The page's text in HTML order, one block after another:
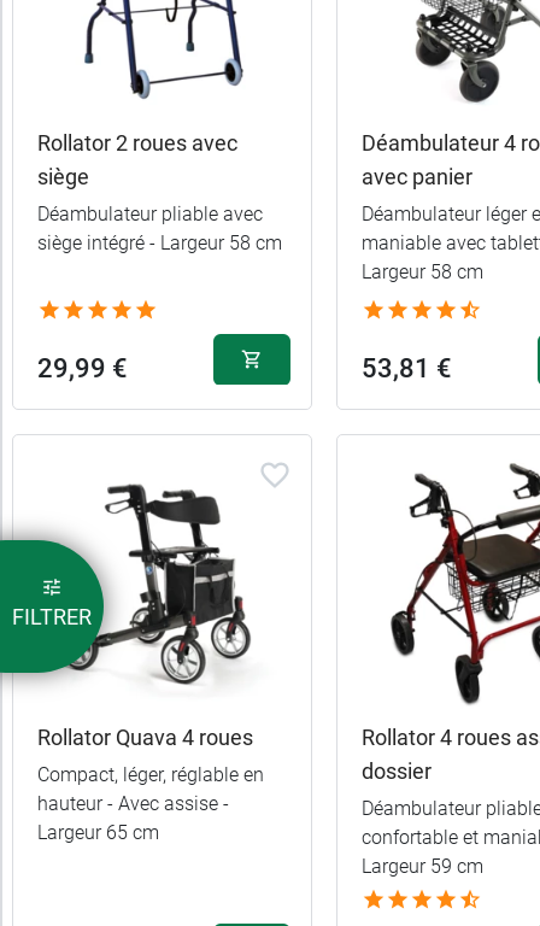
Marques
Fabriqué
Caractéristiques
Largeur
FILTRER
Rollator 2 roues avec
siège
Déambulateur pliable avec
siège intégré - Largeur 58 cm
29,99 €
Déambulateur 4
avec panier
Déambulateur léger
maniable avec
Largeur 58 cm
53,81 €
Rollator Quava 4 roues
Compact, léger, réglable en
hauteur - Avec assise -
Largeur 65 cm
Rollator 4 roues
dossier
Déambulateur
confortable et
Largeur 59 cm